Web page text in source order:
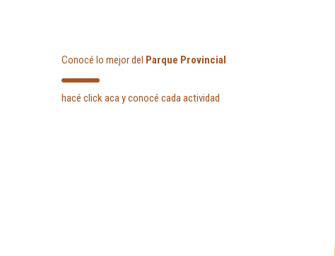
Conocé lo mejor del Parque Provincial
hacé click aca y conocé cada actividad